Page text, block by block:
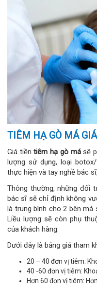
TIÊM HẠ GÒ MÁ
Giá tiềntiêm hạ gò másẽ
lượng sử dụng, loại
thực hiện và tay nghề bác
Thông thường, những đối
bác sĩ sẽ chỉ định không
là trung bình cho 2 bên
Liều lượng sẽ còn phụ
của khách hàng.
Dưới đây là bảng giá tham
20 – 40 đơn vị tiêm:
40 -60 đơn vị tiêm:
Hơn 60 đơn vị tiêm: